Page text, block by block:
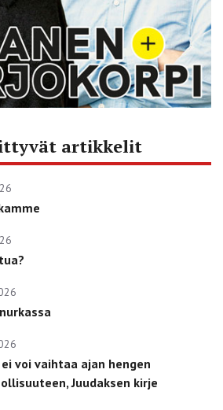
artikkelit
voi vaihtaa ajan hengen
Juudaksen kirje